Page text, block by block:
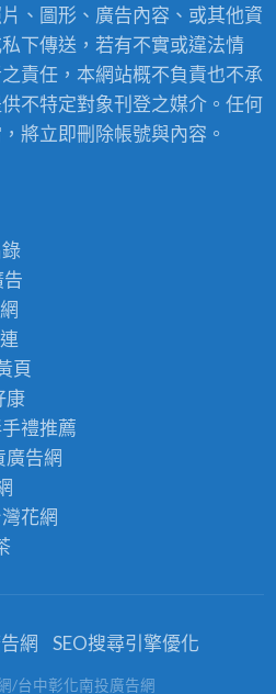
、圖形、廣告內容、或其他資
下傳送，若有不實或違法情
責任，本網站概不負責也不承
不特定對象刊登之媒介。任何
將立即刪除帳號與內容。
頁
康
禮推薦
廣告網
花網
網 SEO搜尋引擎優化
/台中彰化南投廣告網